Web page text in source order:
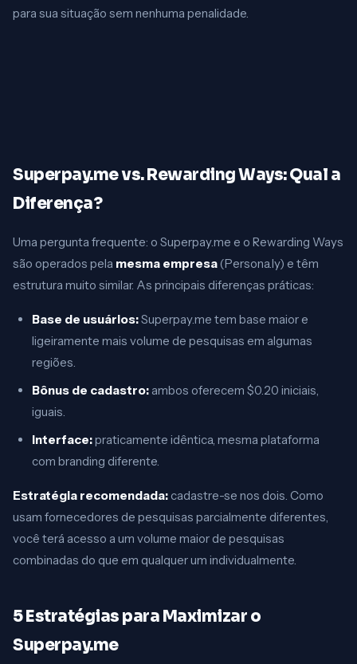
para sua situação sem nenhuma penalidade.
Superpay.me vs. Rewarding Ways: Qual a
Diferença?
Uma pergunta frequente: o Superpay.me e o Rewarding Ways
são operados pela mesma empresa(Persona.ly) e têm
estrutura muito similar. As principais diferenças práticas:
Base de usuários:Superpay.me tem base maior e
ligeiramente mais volume de pesquisas em algumas
regiões.
Bônus de cadastro: ambos oferecem $0.20 iniciais,
iguais.
Interface:praticamente idêntica, mesma plataforma
com branding diferente.
Estratégia recomendada: cadastre-se nos dois. Como
usam fornecedores de pesquisas parcialmente diferentes,
você terá acesso a um volume maior de pesquisas
combinadas do que em qualquer um individualmente.
5 Estratégias para Maximizar o
Superpay.me